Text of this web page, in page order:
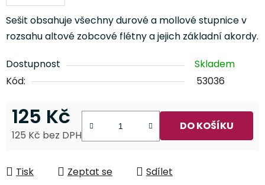
Sešit obsahuje všechny durové a mollové stupnice v
rozsahu altové zobcové flétny a jejich základní akordy.
Dostupnost
Skladem
Kód:
53036
125 Kč
125 Kč bez DPH
DO KOŠÍKU
Tisk Zeptat se Sdílet